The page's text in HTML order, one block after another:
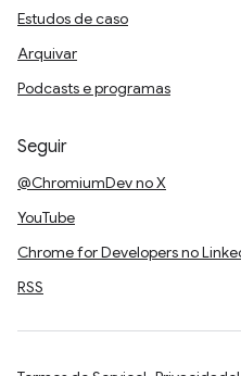
Estudos de caso
Arquivar
Podcasts e programas
Seguir
@ChromiumDev no X
YouTube
Chrome for Developers no
RSS